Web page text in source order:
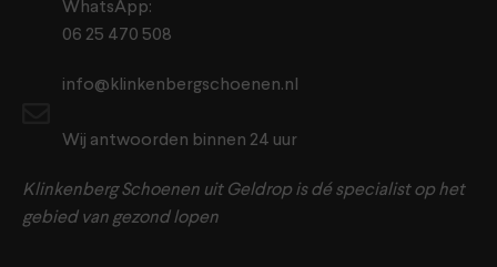
WhatsApp:
06 25 470 508
info@klinkenbergschoenen.nl
Wij antwoorden binnen 24 uur
Klinkenberg Schoenen uit Geldrop is dé specialist op het
gebied van gezond lopen